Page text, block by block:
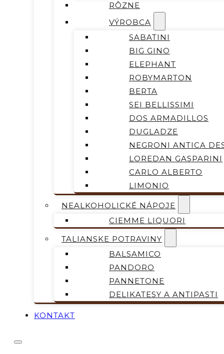
RÔZNE
VÝROBCA
SABATINI
BIG GINO
ELEPHANT
ROBYMARTON
BERTA
SEI BELLISSIMI
DOS ARMADILLOS
DUGLADZE
NEGRONI ANTICA
LOREDAN GASPARINI
CARLO ALBERTO
LIMONIO
NEALKOHOLICKÉ NÁPOJE
CIEMME LIQUORI
TALIANSKE POTRAVINY
BALSAMICO
PANDORO
PANNETONE
DELIKATESY A ANTIPASTI
KONTAKT